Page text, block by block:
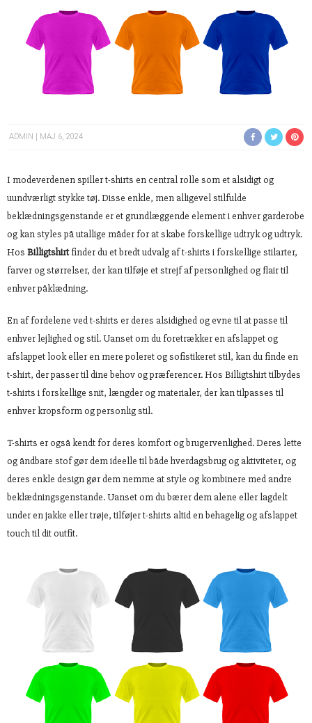
ADMIN MAJ 6, 2024
I modeverdenen spiller t-shirts en central rolle som et alsidigt og
uundværligt stykke tøj. Disse enkle, men alligevel stilfulde
beklædningsgenstande er et grundlæggende element i enhver garderobe
og kan styles på utallige måder for at skabe forskellige udtryk og udtryk.
Hos Billigtshirtfinder du et bredt udvalg af t-shirts i forskellige stilarter,
farver og størrelser, der kan tilføje et strejf af personlighed og flair til
enhver påklædning.
En af fordelene ved t-shirts er deres alsidighed og evne til at passe til
enhver lejlighed og stil. Uanset om du foretrækker en afslappet og
afslappet look eller en mere poleret og sofistikeret stil, kan du finde en
t-shirt, der passer til dine behov og præferencer. Hos Billigtshirt tilbydes
t-shirts i forskellige snit, længder og materialer, der kan tilpasses til
enhver kropsform og personlig stil.
T-shirts er også kendt for deres komfort og brugervenlighed. Deres lette
og åndbare stof gør dem ideelle til både hverdagsbrug og aktiviteter, og
deres enkle design gør dem nemme at style og kombinere med andre
beklædningsgenstande. Uanset om du bærer dem alene eller lagdelt
under en jakke eller trøje, tilføjer t-shirts altid en behagelig og afslappet
touch til dit outfit.